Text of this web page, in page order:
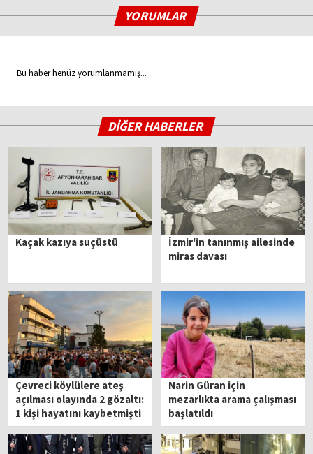
YORUMLAR
Bu haber henüz yorumlanmamış...
DİĞER HABERLER
Kaçak kazıya suçüstü
İzmir'in tanınmış ailesinde
miras davası
Çevreci köylülere ateş
açılması olayında 2 gözaltı:
1 kişi hayatını kaybetmişti
Narin Güran için
mezarlıkta arama çalışması
başlatıldı